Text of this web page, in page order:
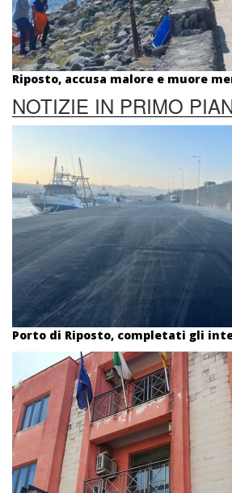
Riposto, accusa malore e muore
NOTIZIE IN PRIMO
Porto di Riposto, completati gli